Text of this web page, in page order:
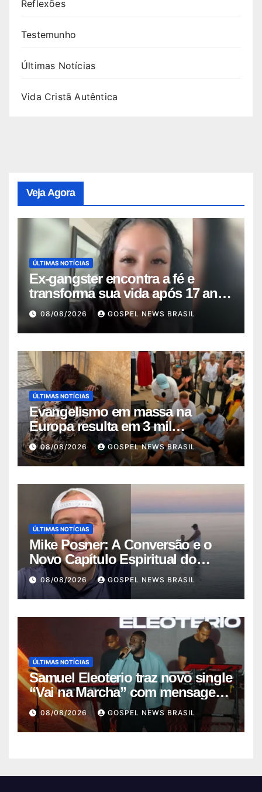
Reflexões
Testemunho
Últimas Notícias
Vida Cristã Autêntica
Veja Agora
ÚLTIMAS NOTÍCIAS
Ex-gangster encontra a fé e
transforma sua vida após 17 anos
na p…
08/08/2026 GOSPEL NEWS BRASIL
ÚLTIMAS NOTÍCIAS
Evangelismo em massa na
Europa resulta em 3 mil
conversões: um fen…
08/08/2026 GOSPEL NEWS BRASIL
ÚLTIMAS NOTÍCIAS
Mike Posner: A Conversão e o
Novo Capítulo Espiritual do
Cantor
08/08/2026 GOSPEL NEWS BRASIL
ÚLTIMAS NOTÍCIAS
Samuel Eleoterio traz novo single
“Vai na Marcha” com mensagem
de f…
08/08/2026 GOSPEL NEWS BRASIL